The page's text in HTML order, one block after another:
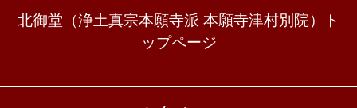
北御堂（浄土真宗本願寺派 本願寺津村別院）ト
ップページ